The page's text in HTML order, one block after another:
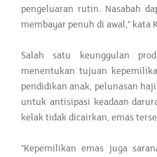
pengeluaran rutin. Nasabah
membayar penuh di awal," kata
Salah satu keunggulan
menentukan tujuan
pendidikan anak, pelunasan
untuk antisipasi keadaan
kelak tidak dicairkan, emas
"Kepemilikan emas juga